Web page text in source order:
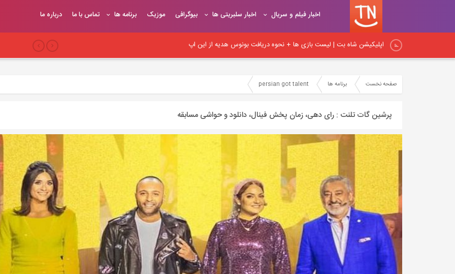
اخبار فیلم و سریال اخبار سلبریتی ها بیوگرافی موزیک برنامه ها تماس با ما درباره ما
اپلیکیشن شاه بت | لیست بازی ها + نحوه دریافت بونوس هدیه از این اپ
نکات اساسی لینک‌سازی در داخلی: راهنمای جامع برای بهبود سئو وب‌سایت
نکات مهم لینک‌سازی داخلی و آموزش اصول و روش‌های صحیح
اصول و قواعد اساسی لینک‌سازی: راهنمای کامل برای ایجاد پیوندهای موثر
صفحه نخست برنامه ها persian got talent
پرشین گات تلنت : رای دهی، زمان پخش فینال، دانلود و حواشی مسابقه